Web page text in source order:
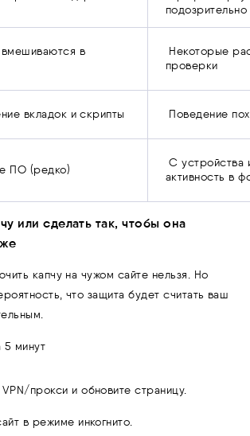
подозрительно
в
Некоторые
проверки
вкладок и скрипты Поведение
ПО (редко)
С устройства
активность в
или сделать так, чтобы она
капчу на чужом сайте нельзя. Но
что защита будет считать ваш
5 минут
прокси и обновите страницу.
в режиме инкогнито.